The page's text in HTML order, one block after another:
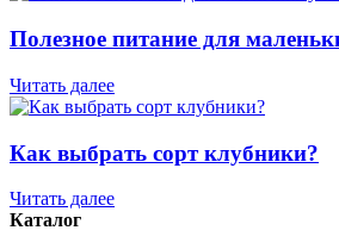
Полезное питание для
Читать далее
Как выбрать сорт клубники?
Читать далее
Каталог